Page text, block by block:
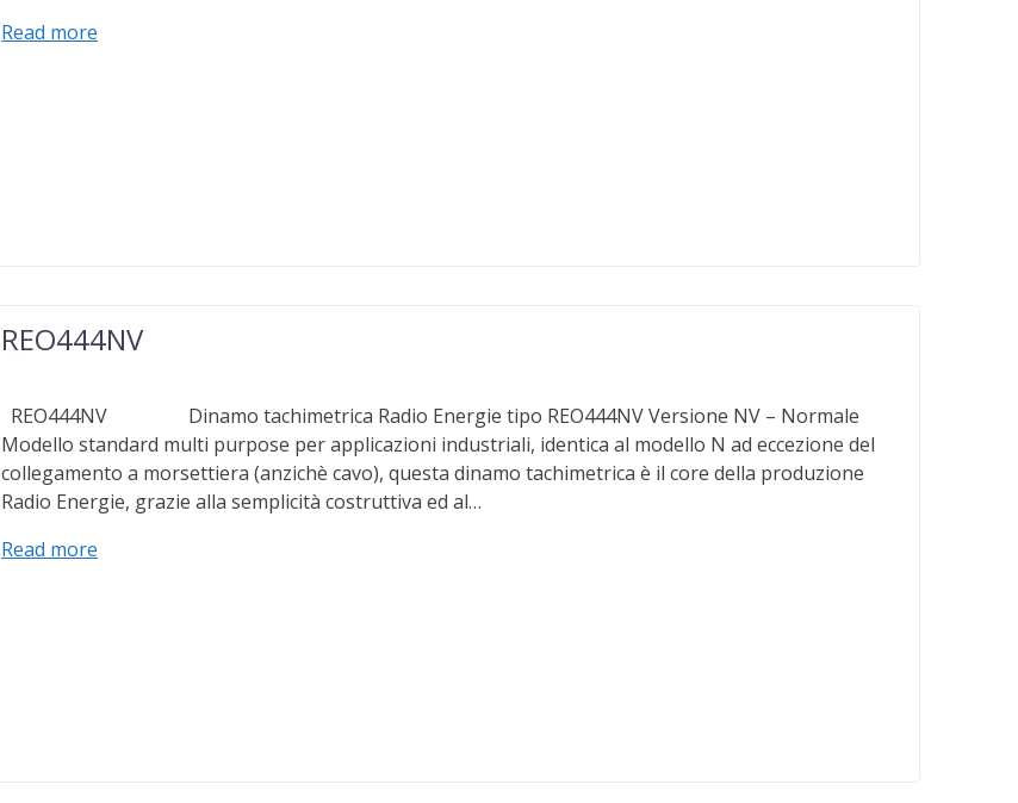
Read more
REO444NV
REO444NV Dinamo tachimetrica Radio Energie tipo REO444NV Versione NV – Normale
Modello standard multi purpose per applicazioni industriali, identica al modello N ad eccezione del
collegamento a morsettiera (anzichè cavo), questa dinamo tachimetrica è il core della produzione
Radio Energie, grazie alla semplicità costruttiva ed al…
Read more